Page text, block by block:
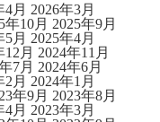
4月 2026年3月
年10月 2025年9月
5月 2025年4月
12月 2024年11月
7月 2024年6月
2月 2024年1月
年9月 2023年8月
4月 2023年3月